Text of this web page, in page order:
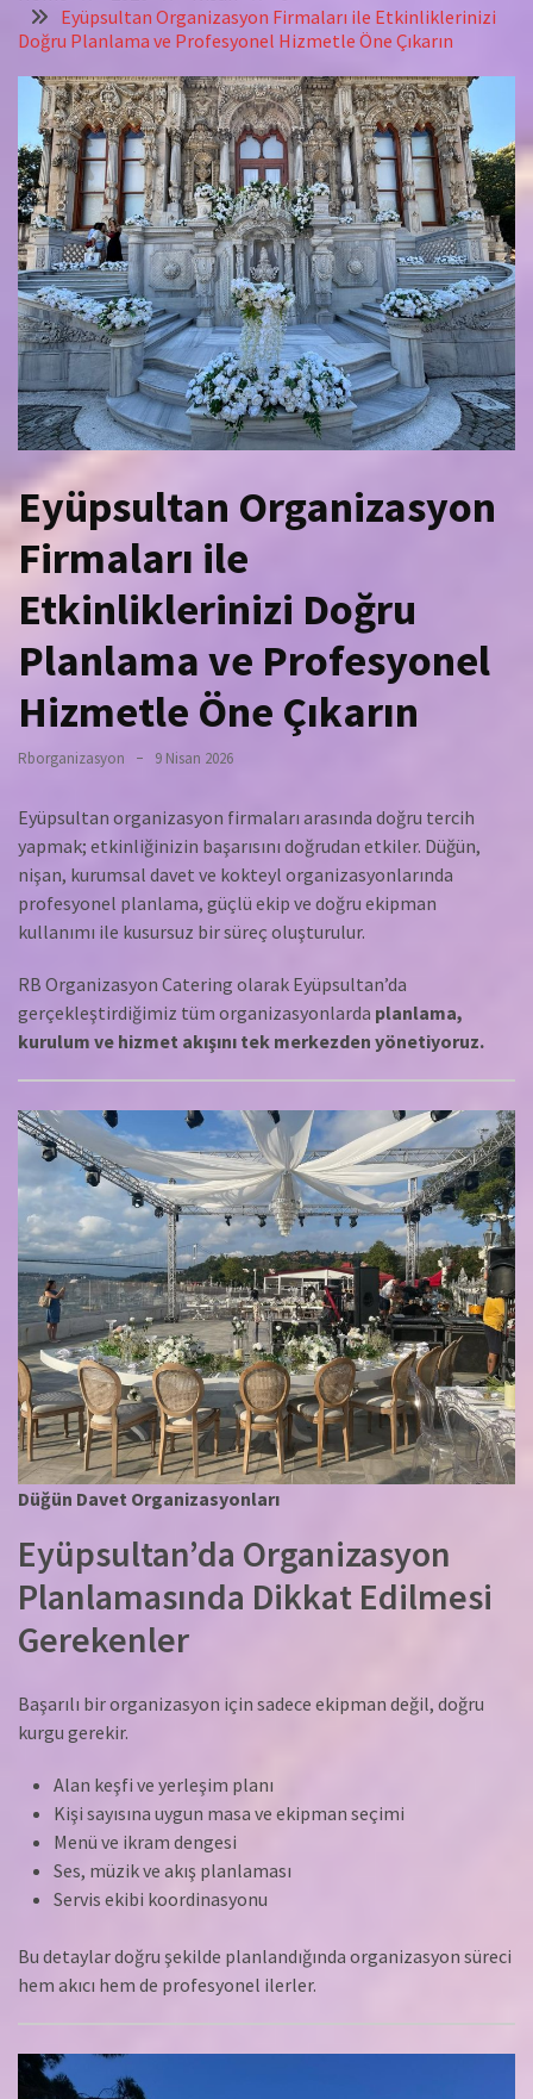
Eyüpsultan Organizasyon Firmaları ile Etkinliklerinizi
Doğru Planlama ve Profesyonel Hizmetle Öne Çıkarın
Eyüpsultan Organizasyon
Firmaları ile
Etkinliklerinizi Doğru
Planlama ve Profesyonel
Hizmetle Öne Çıkarın
Rborganizasyon 9 Nisan 2026
Eyüpsultan organizasyon firmaları arasında doğru tercih
yapmak; etkinliğinizin başarısını doğrudan etkiler. Düğün,
nişan, kurumsal davet ve kokteyl organizasyonlarında
profesyonel planlama, güçlü ekip ve doğru ekipman
kullanımı ile kusursuz bir süreç oluşturulur.
RB Organizasyon Catering olarak Eyüpsultan’da
gerçekleştirdiğimiz tüm organizasyonlarda planlama,
kurulum ve hizmet akışını tek merkezden yönetiyoruz.
Düğün Davet Organizasyonları
Eyüpsultan’da Organizasyon
Planlamasında Dikkat Edilmesi
Gerekenler
Başarılı bir organizasyon için sadece ekipman değil, doğru
kurgu gerekir.
Alan keşfi ve yerleşim planı
Kişi sayısına uygun masa ve ekipman seçimi
Menü ve ikram dengesi
Ses, müzik ve akış planlaması
Servis ekibi koordinasyonu
Bu detaylar doğru şekilde planlandığında organizasyon süreci
hem akıcı hem de profesyonel ilerler.